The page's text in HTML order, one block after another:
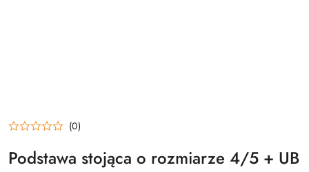
(0)
Podstawa stojąca o rozmiarze 4/5 + UB